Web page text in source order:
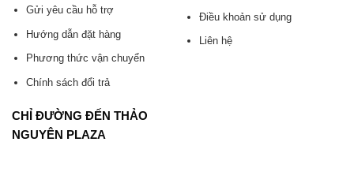
Gửi yêu cầu hỗ trợ
Hướng dẫn đặt hàng
Phương thức vận chuyển
Chính sách đổi trả
Điều khoản sử dụng
Liên hệ
CHỈ ĐƯỜNG ĐẾN THẢO
NGUYÊN PLAZA